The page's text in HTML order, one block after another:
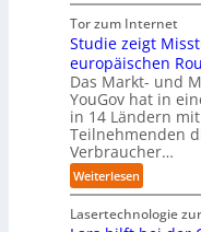
c
t
o
r
y
-
A
u
b
D
e
u
t
s
c
h
l
a
n
d
r
a
x
i
s
n
a
h
e
A
u
t
f
d
i
e
Z
u
k
u
f
t
e
m
T
e
a
m
t
r
i
t
n
i
v
e
r
s
a
l
A
u
o
Tor zum Internet
Studie zeigt
europäischen
Das Markt- und
YouGov hat in
in 14 Ländern
Teilnehmenden
Verbraucher…
Weiterlesen:
S
t
Lasertechnologie